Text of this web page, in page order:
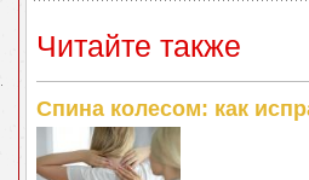
Читайте также
Спина колесом: как